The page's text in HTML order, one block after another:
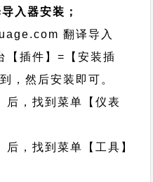
入器安装；
翻译导入
【插件】=【安装插
，然后安装即可。
后，找到菜单【仪表
，找到菜单【工具】